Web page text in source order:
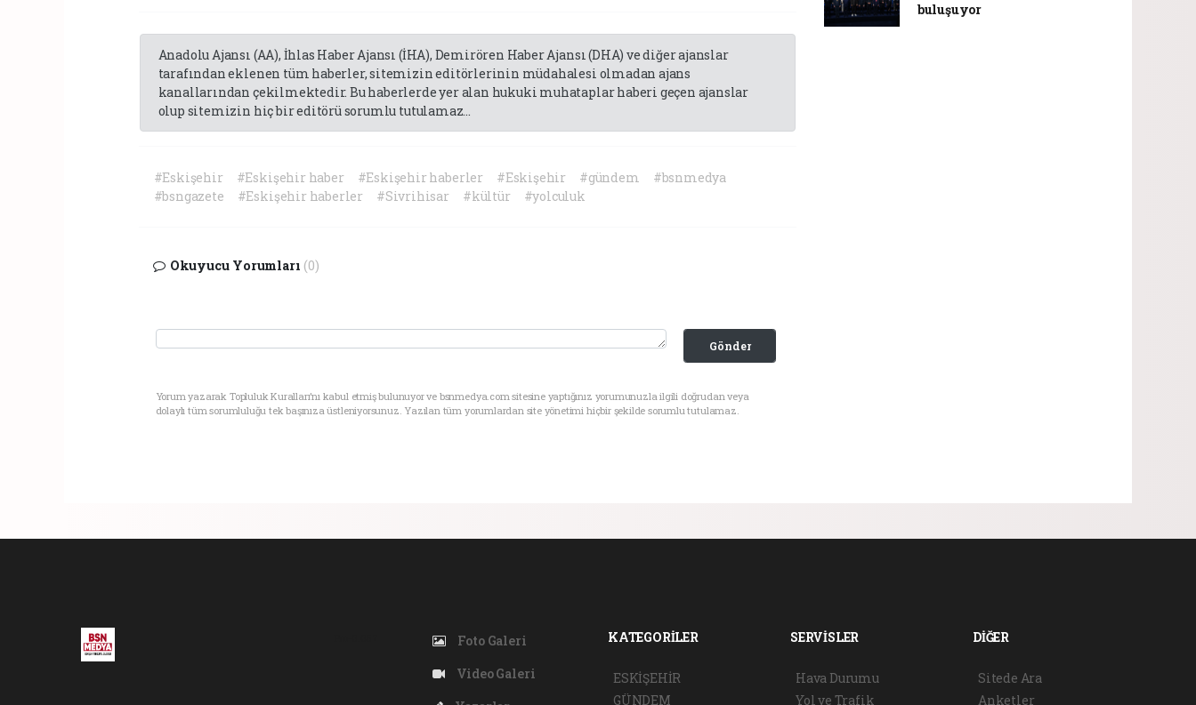
Anadolu Ajansı (AA), İhlas Haber Ajansı (İHA), Demirören Haber Ajansı (DHA) ve diğer ajanslar
tarafından eklenen tüm haberler, sitemizin editörlerinin müdahalesi olmadan ajans
kanallarından çekilmektedir. Bu haberlerde yer alan hukuki muhataplar haberi geçen ajanslar
olup sitemizin hiç bir editörü sorumlu tutulamaz...
#Eskişehir #Eskişehir haber #Eskişehir haberler #Eskişehir #gündem
#bsnmedya
#bsngazete
#Eskişehir haberler #Sivrihisar #kültür #yolculuk
Okuyucu Yorumları (0)
Gönder
Yorum yazarak Topluluk Kuralları’nı kabul etmiş bulunuyor ve bsnmedya.com sitesine yaptığınız yorumunuzla ilgili doğrudan veya
dolaylı tüm sorumluluğu tek başınıza üstleniyorsunuz. Yazılan tüm yorumlardan site yönetimi hiçbir şekilde sorumlu tutulamaz.
buluşuyor
Foto Galeri
Video Galeri
KATEGORİLER
ESKİŞEHİR
GÜNDEM
SERVİSLER
Hava Durumu
Yol ve Trafik
DİĞER
Sitede Ara
Anketler